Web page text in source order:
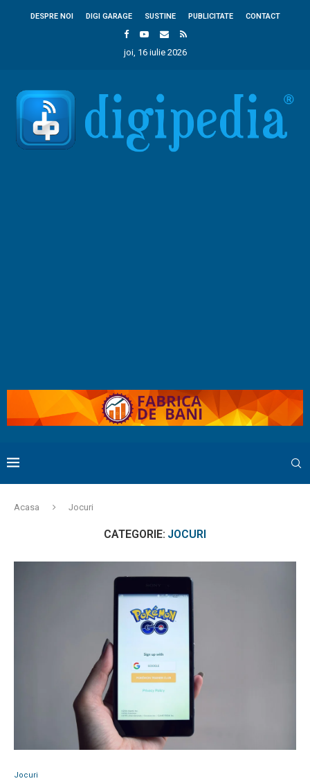
DESPRE NOI DIGI GARAGE SUSTINE PUBLICITATE CONTACT
joi, 16 iulie 2026
Acasa Jocuri
CATEGORIE: JOCURI
Jocuri